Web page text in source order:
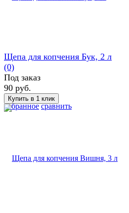
избранное сравнить
Щепа для копчения Бук, 2 л
(0)
Под заказ
90 руб.